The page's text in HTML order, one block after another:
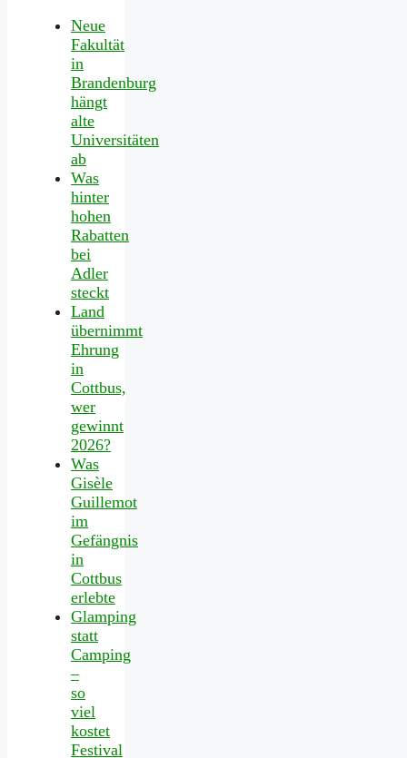
Neue
Fakultät
in
Brandenburg
hängt
alte
Universitäten
ab
Was
hinter
hohen
Rabatten
bei
Adler
steckt
Land
übernimmt
Ehrung
in
Cottbus,
wer
gewinnt
2026?
Was
Gisèle
Guillemot
im
Gefängnis
in
Cottbus
erlebte
Glamping
statt
Camping
–
so
viel
kostet
Festival